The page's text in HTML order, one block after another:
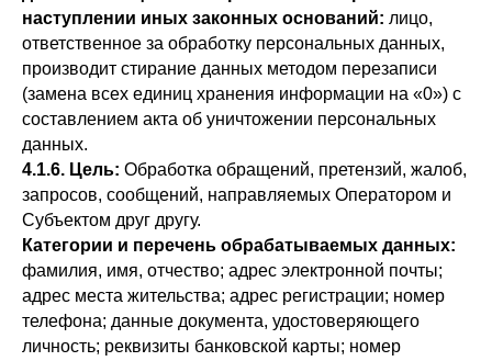
наступлении иных законных оснований: лицо,
ответственное за обработку персональных данных,
производит стирание данных методом перезаписи
(замена всех единиц хранения информации на «0») с
составлением акта об уничтожении персональных
данных.
4.1.6. Цель: Обработка обращений, претензий, жалоб,
запросов, сообщений, направляемых Оператором и
Субъектом друг другу.
Категории и перечень обрабатываемых данных:
фамилия, имя, отчество; адрес электронной почты;
адрес места жительства; адрес регистрации; номер
телефона; данные документа, удостоверяющего
личность; реквизиты банковской карты; номер